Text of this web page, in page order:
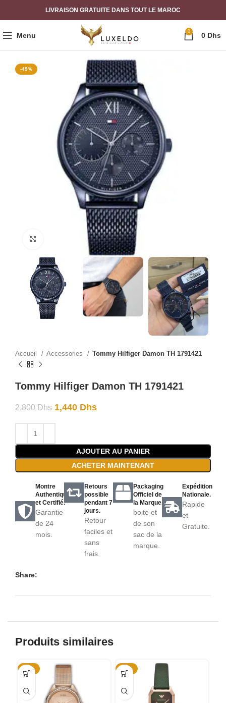
LIVRAISON GRATUITE DANS TOUT LE MAROC
Menu 0 0 Dhs
-49%
Click to enlarge
Accueil Accessories Tommy Hilfiger Damon TH 1791421
Tommy Hilfiger Damon TH 1791421
2,800Dhs 1,440 Dhs
AJOUTER AU PANIER
ACHETER MAINTENANT
Montre
Authentique
et Certifié.
Garantie
de 24
mois.
Retours
possible
pendant 7
jours.
Retour
faciles et
sans
frais.
Packaging
Officiel de
la Marque.
boite et
de son
sac de la
marque.
Expédition
Nationale.
Rapide
et
Gratuite.
Share:
Produits similaires
-43% -49%